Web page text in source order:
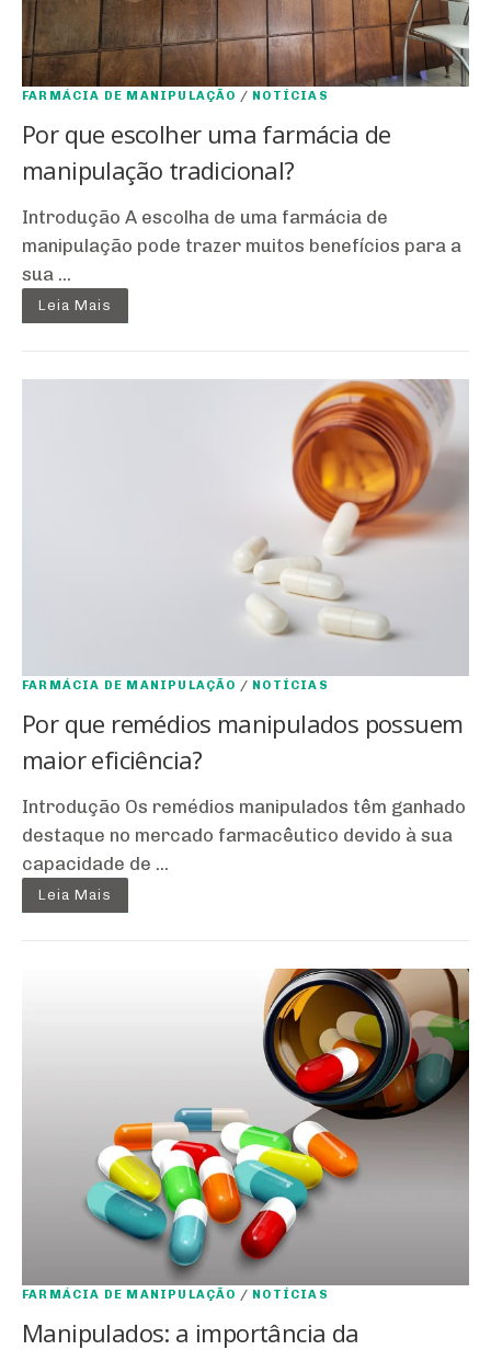
FARMÁCIA DE MANIPULAÇÃO / NOTÍCIAS
Por que escolher uma farmácia de
manipulação tradicional?
Introdução A escolha de uma farmácia de
manipulação pode trazer muitos benefícios para a
sua ...
Leia Mais
FARMÁCIA DE MANIPULAÇÃO / NOTÍCIAS
Por que remédios manipulados possuem
maior eficiência?
Introdução Os remédios manipulados têm ganhado
destaque no mercado farmacêutico devido à sua
capacidade de ...
Leia Mais
FARMÁCIA DE MANIPULAÇÃO / NOTÍCIAS
Manipulados: a importância da